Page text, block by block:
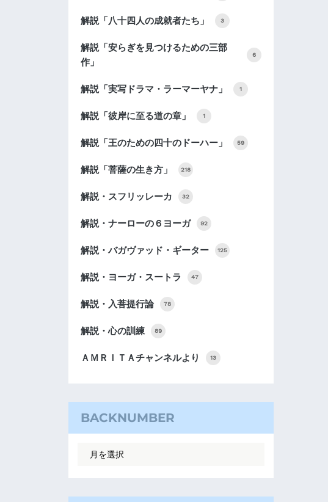
解説「八十四人の成就者たち」 3
解説「安らぎを見つけるための三部
作」
6
解説「実写ドラマ・ラーマーヤナ」 1
解説「彼岸に至る道の章」 1
解説「王のための四十のドーハー」 59
解説「菩薩の生き方」 218
解説・スフリッレーカ 32
解説・ナーローの６ヨーガ 92
解説・バガヴァッド・ギーター 125
解説・ヨーガ・スートラ 47
解説・入菩提行論 78
解説・心の訓練 89
ＡＭＲＩＴＡチャンネルより 13
BACKNUMBER